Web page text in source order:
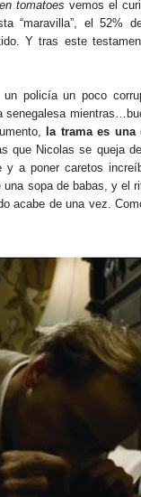
tomatoesvemos el
“maravilla”, el 52%
Y tras este
un policía un poco
senegalesa
la trama es
que Nicolas se queja
y a poner caretos
sopa de babas, y el
acabe de una vez.